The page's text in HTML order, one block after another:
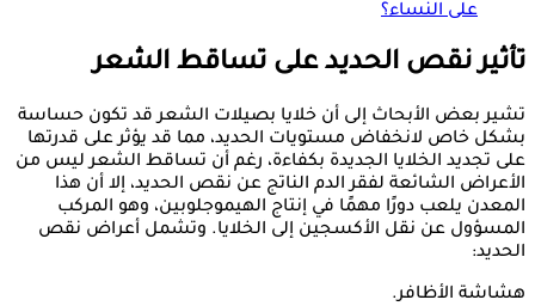
على النساء؟
تأثير نقص الحديد على تساقط الشعر
تشير بعض الأبحاث إلى أن خلايا بصيلات الشعر قد تكون حساسة
بشكل خاص لانخفاض مستويات الحديد، مما قد يؤثر على قدرتها
على تجديد الخلايا الجديدة بكفاءة، رغم أن تساقط الشعر ليس من
الأعراض الشائعة لفقر الدم الناتج عن نقص الحديد، إلا أن هذا
المعدن يلعب دورًا مهمًا في إنتاج الهيموجلوبين، وهو المركب
المسؤول عن نقل الأكسجين إلى الخلايا. وتشمل أعراض نقص
الحديد:
هشاشة الأظافر.